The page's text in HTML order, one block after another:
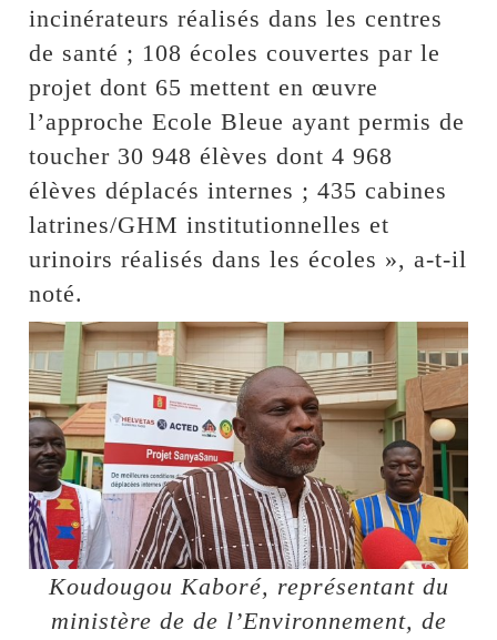
incinérateurs réalisés dans les centres
de santé ; 108 écoles couvertes par le
projet dont 65 mettent en œuvre
l’approche Ecole Bleue ayant permis de
toucher 30 948 élèves dont 4 968
élèves déplacés internes ; 435 cabines
latrines/GHM institutionnelles et
urinoirs réalisés dans les écoles », a-t-il
noté.
Koudougou Kaboré, représentant du
ministère de de l’Environnement, de